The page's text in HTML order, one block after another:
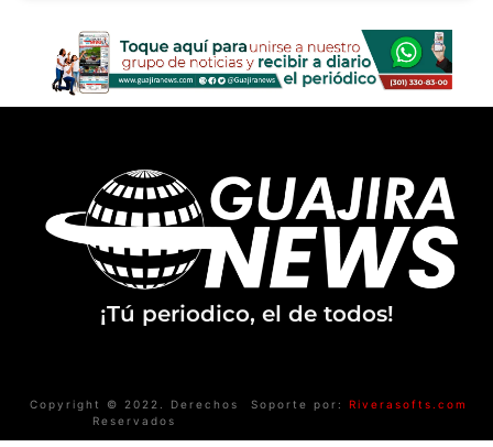
¡Tú periodico, el de todos!
Copyright © 2022. Derechos
Reservados
Soporte por: Riverasofts.com